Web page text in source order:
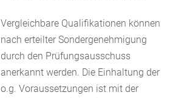
Vergleichbare Qualifikationen können
nach erteilter Sondergenehmigung
durch den Prüfungsausschuss
anerkannt werden. Die Einhaltung der
o.g. Voraussetzungen ist mit der